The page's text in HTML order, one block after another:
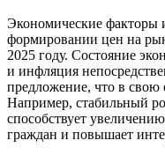
Экономические факторы
формировании цен на
2025 году. Состояние
и инфляция
предложение, что в свою
Например, стабильный
способствует
граждан и повышает